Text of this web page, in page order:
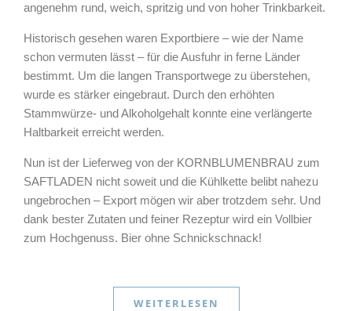
angenehm rund, weich, spritzig und von hoher Trinkbarkeit.
Historisch gesehen waren Exportbiere – wie der Name
schon vermuten lässt – für die Ausfuhr in ferne Länder
bestimmt. Um die langen Transportwege zu überstehen,
wurde es stärker eingebraut. Durch den erhöhten
Stammwürze- und Alkoholgehalt konnte eine verlängerte
Haltbarkeit erreicht werden.
Nun ist der Lieferweg von der KORNBLUMENBRAU zum
SAFTLADEN nicht soweit und die Kühlkette belibt nahezu
ungebrochen – Export mögen wir aber trotzdem sehr. Und
dank bester Zutaten und feiner Rezeptur wird ein Vollbier
zum Hochgenuss. Bier ohne Schnickschnack!
WEITERLESEN